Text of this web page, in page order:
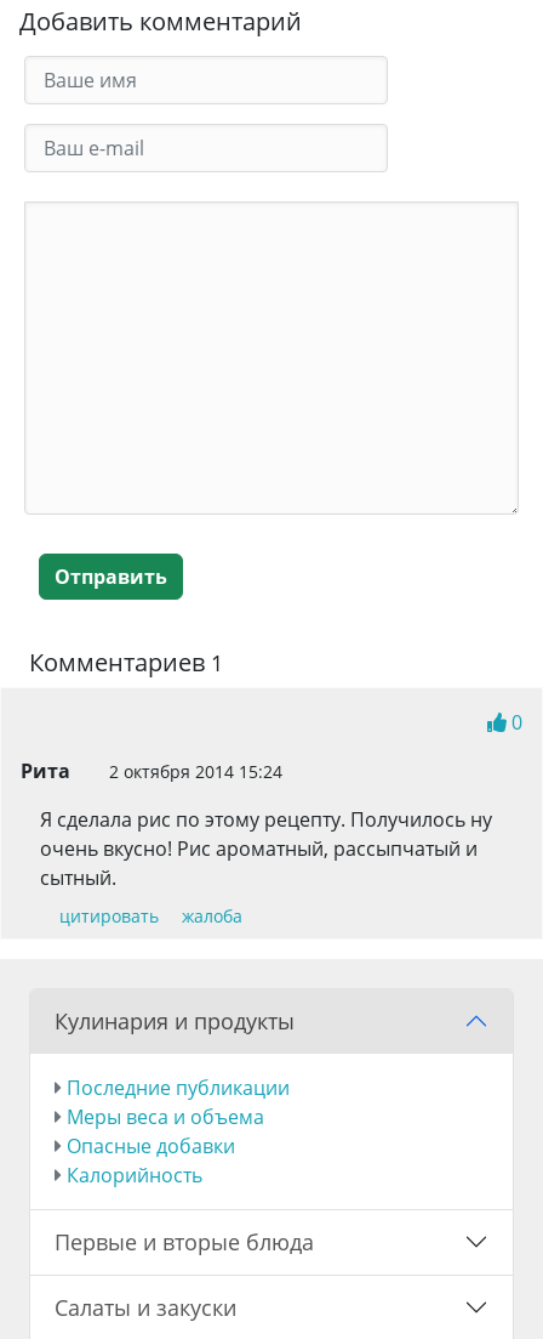
Добавить комментарий
Отправить
Комментариев 1
0
Рита
2 октября 2014 15:24
Я сделала рис по этому рецепту. Получилось ну
очень вкусно! Рис ароматный, рассыпчатый и
сытный.
цитировать жалоба
Кулинария и продукты
Последние публикации
Меры веса и объема
Опасные добавки
Калорийность
Первые и вторые блюда
Салаты и закуски